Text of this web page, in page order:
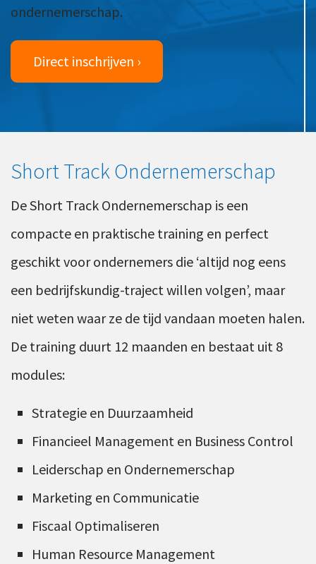
Duurzaam ondernemen
Informatiebeveiliging en privacy
Internationaal ondernemen
Privézaken en ambitie
Strategie en bedrijfsinrichting
Ons team
Bedrijfsgeschiedenis
ondernemerschap.
Direct inschrijven ›
Short Track Ondernemerschap
De Short Track Ondernemerschap is een
compacte en praktische training en perfect
geschikt voor ondernemers die ‘altijd nog eens
een bedrijfskundig-traject willen volgen’, maar
niet weten waar ze de tijd vandaan moeten halen.
De training duurt 12 maanden en bestaat uit 8
modules:
Strategie en Duurzaamheid
Financieel Management en Business Control
Leiderschap en Ondernemerschap
Marketing en Communicatie
Fiscaal Optimaliseren
Human Resource Management